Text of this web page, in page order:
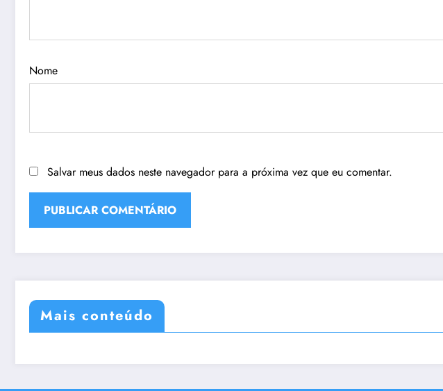
Nome
Salvar meus dados neste navegador para a próxima vez que eu comentar.
Mais conteúdo